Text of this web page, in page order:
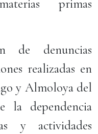
primas
de denuncias
realizadas en
y Almoloya del
la dependencia
y actividades